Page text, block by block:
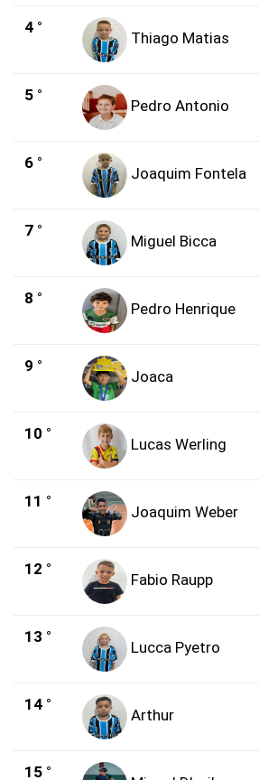
4 °
Thiago Matias
5 °
Pedro Antonio
6 °
Joaquim Fontela
7 °
Miguel Bicca
8 °
Pedro Henrique
9 °
Joaca
10 °
Lucas Werling
11 °
Joaquim Weber
12 °
Fabio Raupp
13 °
Lucca Pyetro
14 °
Arthur
15 °